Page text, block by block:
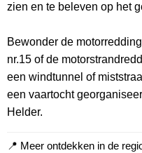
zien en te beleven op het
Bewonder de
nr.15 of de
een windtunnel of
een vaartocht
Helder.
📍 Meer ontdekken in de